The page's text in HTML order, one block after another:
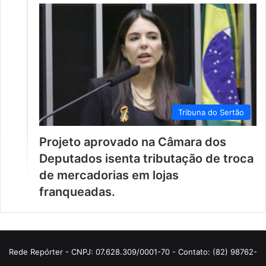
Tribuna do Sertão
Projeto aprovado na Câmara dos
Deputados isenta tributação de troca
de mercadorias em lojas
franqueadas.
Rede Repórter - CNPJ: 07.628.309/0001-70 - Contato: (82) 98762-